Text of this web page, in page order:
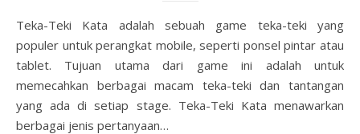
Teka-Teki Kata adalah sebuah game teka-teki yang
populer untuk perangkat mobile, seperti ponsel pintar atau
tablet. Tujuan utama dari game ini adalah untuk
memecahkan berbagai macam teka-teki dan tantangan
yang ada di setiap stage. Teka-Teki Kata menawarkan
berbagai jenis pertanyaan…